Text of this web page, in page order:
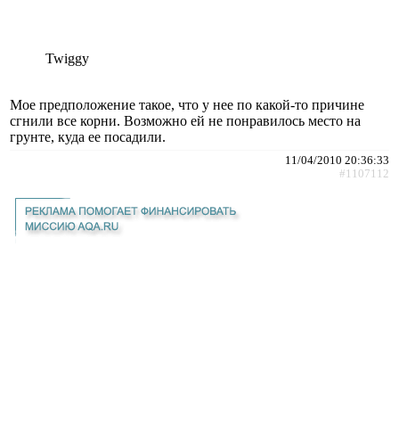
Twiggy
Мое предположение такое, что у нее по какой-то причине
сгнили все корни. Возможно ей не понравилось место на
грунте, куда ее посадили.
11/04/2010 20:36:33
#1107112